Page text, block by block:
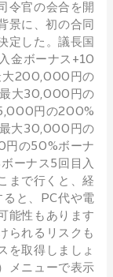
令官の会合を開
景に、初の合同
定した。議長国
金ボーナス+10
大200,000円の
大30,000円の
円の200%
大30,000円の
の50%ボーナ
ーナス5回目入
まで行くと、経
と、PC代や電
能性もあります
られるリスクも
を取得しましょ
メニューで表示